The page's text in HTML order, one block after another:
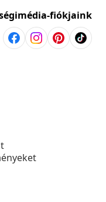
fiókjaink